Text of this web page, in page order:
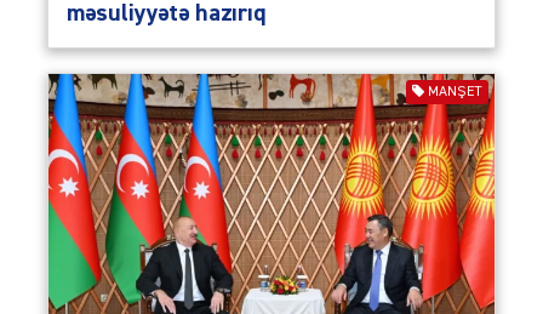
məsuliyyətə hazırıq
MANŞET